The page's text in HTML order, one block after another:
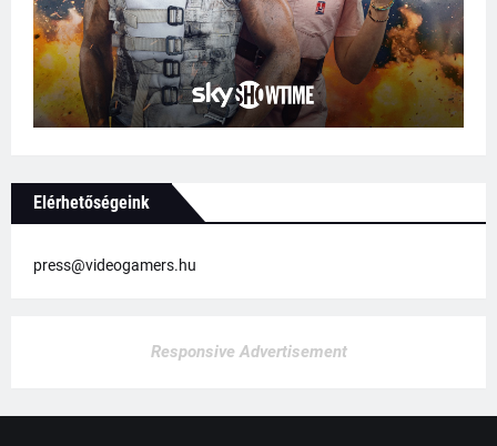
Elérhetőségeink
press@videogamers.hu
Responsive Advertisement